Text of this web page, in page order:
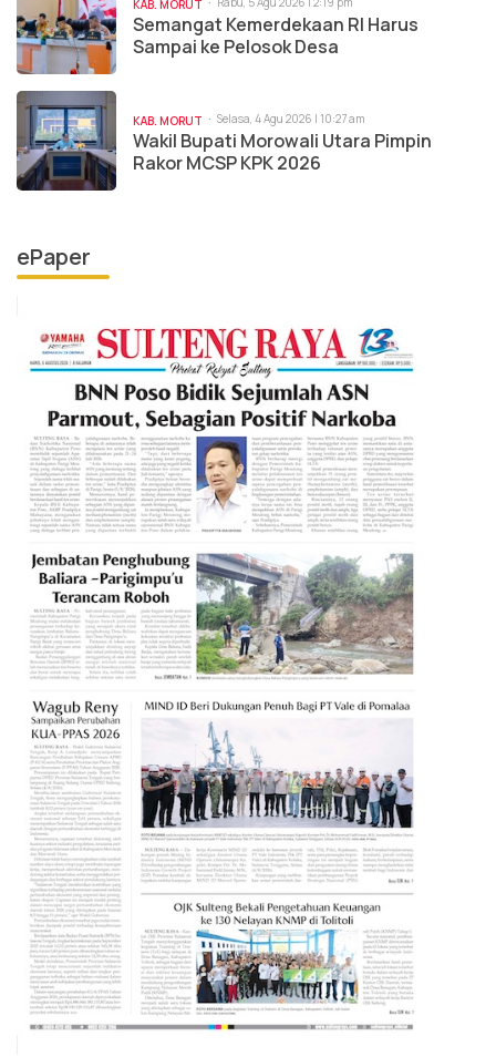
KAB. MORUT
Semangat Kemerdekaan RI Harus
Sampai ke Pelosok Desa
KAB. MORUT Selasa, 4 Agu 2026 | 10:27 am
Wakil Bupati Morowali Utara Pimpin
Rakor MCSP KPK 2026
ePaper